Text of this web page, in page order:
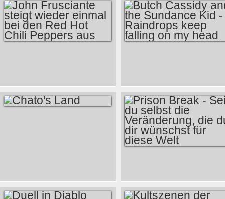
2010
STEIGT WIEDER
EINMAL BEI DEN
AND THE
SUNDANCE KID -
RAINDROPS KEEP
FALLING ON MY
HEAD
SEI DU SELBST DIE